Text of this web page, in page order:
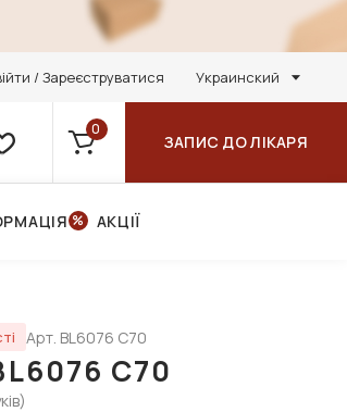
/ Зареєструватися Украинский
0
ЗАПИС ДО ЛІКАРЯ
АКЦІЇ
Арт. BL6076 C70
C70